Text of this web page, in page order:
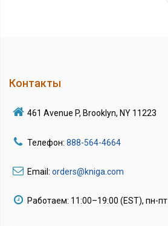
Контакты
461 Avenue P, Brooklyn, NY 11223
Телефон: 888-564-4664
Email: orders@kniga.com
Работаем: 11:00–19:00 (EST), пн-пт